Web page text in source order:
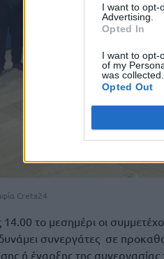
I want to opt-
Advertising.
Opted In
I want to opt-
of my
was collected.
Opted Out
Creta24
14.00 το μεσημέρι οι
συνεργάτες σε
ή έναρξης της συνεργασίας